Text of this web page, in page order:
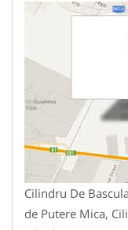
Cilindru De
de Putere Mica,